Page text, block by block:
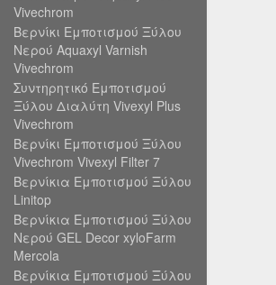
Vivechrom
Βερνίκι Εμποτισμού Ξύλου
Νερού Aquaxyl Varnish
Vivechrom
Συντηρητικό Εμποτισμού
Ξύλου Διαλύτη Vivexyl Plus
Vivechrom
Βερνίκι Εμποτισμού Ξύλου
Vivechrom Vivexyl Filter 7
Βερνίκια Εμποτισμού Ξύλου
Linitop
Βερνίκια Εμποτισμού Ξύλου
Νερού GEL Decor xyloFarm
Mercola
Βερνίκια Εμποτισμού Ξύλου